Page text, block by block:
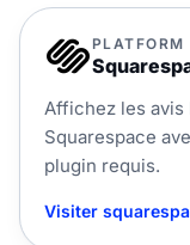
PLATFORM
Affichez les
Squarespace
plugin requis.
Visiter